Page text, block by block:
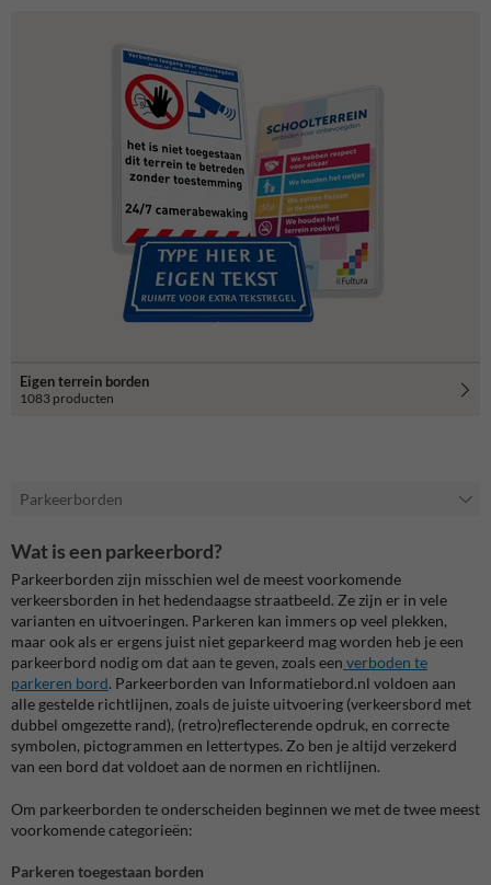
Eigen terrein borden
1083 producten
Parkeerborden
Wat is een parkeerbord?
Parkeerborden zijn misschien wel de meest voorkomende
verkeersborden in het hedendaagse straatbeeld. Ze zijn er in vele
varianten en uitvoeringen. Parkeren kan immers op veel plekken,
maar ook als er ergens juist niet geparkeerd mag worden heb je een
parkeerbord nodig om dat aan te geven, zoals een verboden te
parkeren bord. Parkeerborden van Informatiebord.nl voldoen aan
alle gestelde richtlijnen, zoals de juiste uitvoering (verkeersbord met
dubbel omgezette rand), (retro)reflecterende opdruk, en correcte
symbolen, pictogrammen en lettertypes. Zo ben je altijd verzekerd
van een bord dat voldoet aan de normen en richtlijnen.
Om parkeerborden te onderscheiden beginnen we met de twee meest
voorkomende categorieën:
Parkeren toegestaan borden